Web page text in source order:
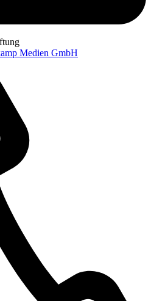
Medien GmbH